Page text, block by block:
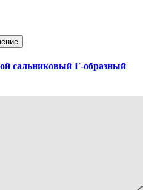
сальниковый Г-образный